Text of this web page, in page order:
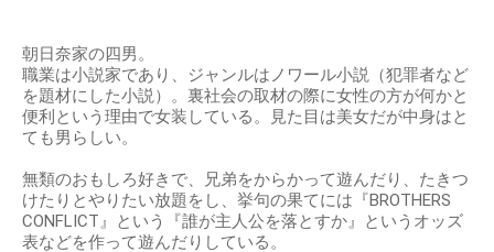
朝日奈家の四男。
職業は小説家であり、ジャンルはノワール小説（犯罪者など
を題材にした小説）。裏社会の取材の際に女性の方が何かと
便利という理由で女装している。見た目は美女だが中身はと
ても男らしい。
無類のおもしろ好きで、兄弟をからかって遊んだり、たきつ
けたりとやりたい放題をし、挙句の果てには『BROTHERS
CONFLICT』という『誰が主人公を落とすか』というオッズ
表などを作って遊んだりしている。